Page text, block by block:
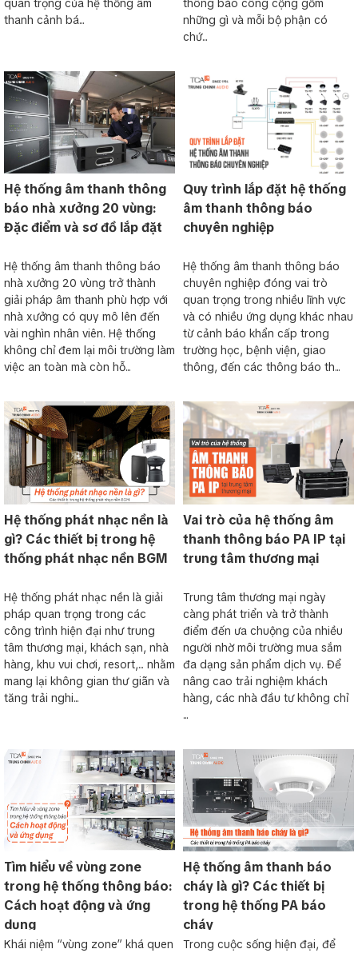
quan trọng của hệ thống âm
thanh cảnh bá...
thông báo công cộng gồm
những gì và mỗi bộ phận có
chứ...
Hệ thống âm thanh thông
báo nhà xưởng 20 vùng:
Đặc điểm và sơ đồ lắp đặt
Hệ thống âm thanh thông báo
nhà xưởng 20 vùng trở thành
giải pháp âm thanh phù hợp với
nhà xưởng có quy mô lên đến
vài nghìn nhân viên. Hệ thống
không chỉ đem lại môi trường làm
việc an toàn mà còn hỗ...
Quy trình lắp đặt hệ thống
âm thanh thông báo
chuyên nghiệp
Hệ thống âm thanh thông báo
chuyên nghiệp đóng vai trò
quan trọng trong nhiều lĩnh vực
và có nhiều ứng dụng khác nhau
từ cảnh báo khẩn cấp trong
trường học, bệnh viện, giao
thông, đến các thông báo th...
Hệ thống phát nhạc nền là
gì? Các thiết bị trong hệ
thống phát nhạc nền BGM
Hệ thống phát nhạc nền là giải
pháp quan trọng trong các
công trình hiện đại như trung
tâm thương mại, khách sạn, nhà
hàng, khu vui chơi, resort,... nhằm
mang lại không gian thư giãn và
tăng trải nghi...
Vai trò của hệ thống âm
thanh thông báo PA IP tại
trung tâm thương mại
Trung tâm thương mại ngày
càng phát triển và trở thành
điểm đến ưa chuộng của nhiều
người nhờ môi trường mua sắm
đa dạng sản phẩm dịch vụ. Để
nâng cao trải nghiệm khách
hàng, các nhà đầu tư không chỉ
...
Tìm hiểu về vùng zone
trong hệ thống thông báo:
Cách hoạt động và ứng
dụng
Khái niệm “vùng zone” khá quen
Hệ thống âm thanh báo
cháy là gì? Các thiết bị
trong hệ thống PA báo
cháy
Trong cuộc sống hiện đại, để